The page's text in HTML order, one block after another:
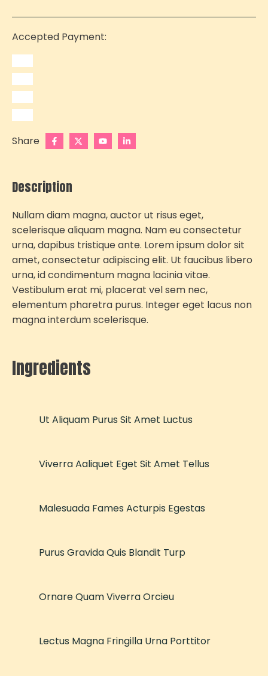
Accepted Payment:
Share
Description
Nullam diam magna, auctor ut risus eget,
scelerisque aliquam magna. Nam eu consectetur
urna, dapibus tristique ante. Lorem ipsum dolor sit
amet, consectetur adipiscing elit. Ut faucibus libero
urna, id condimentum magna lacinia vitae.
Vestibulum erat mi, placerat vel sem nec,
elementum pharetra purus. Integer eget lacus non
magna interdum scelerisque.
Ingredients
Ut Aliquam Purus Sit Amet Luctus
Viverra Aaliquet Eget Sit Amet Tellus
Malesuada Fames Acturpis Egestas
Purus Gravida Quis Blandit Turp
Ornare Quam Viverra Orcieu
Lectus Magna Fringilla Urna Porttitor